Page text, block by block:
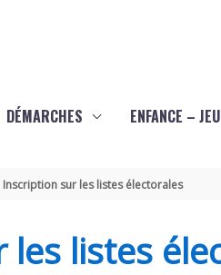
DÉMARCHES ENFANCE –
Inscription sur les listes électorales
listes